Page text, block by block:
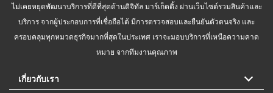
ไม่เคยหยุดพัฒนาบริการที่ดีที่สุดด้านดิจิทัล มาร์เก็ตติ้ง ผ่านเว็บไซต์รวมสินค้าและ
บริการ จากผู้ประกอบการที่เชื่อถือได้ มีการตรวจสอบและยืนยันตัวตนจริง และ
ครอบคลุมทุกหมวดธุรกิจมากที่สุดในประเทศ เราจะมอบบริการที่เหนือความคาด
หมาย จากทีมงานคุณภาพ
เกี่ยวกับเรา